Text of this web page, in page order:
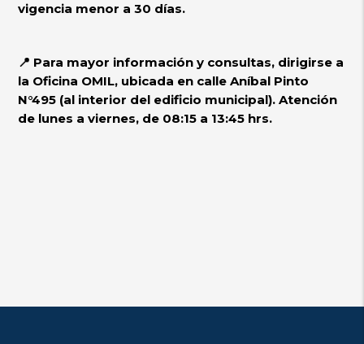
vigencia menor a 30 días.
📍 Para mayor información y consultas, dirigirse a
la Oficina OMIL, ubicada en calle Aníbal Pinto
N°495 (al interior del edificio municipal). Atención
de lunes a viernes, de 08:15 a 13:45 hrs.